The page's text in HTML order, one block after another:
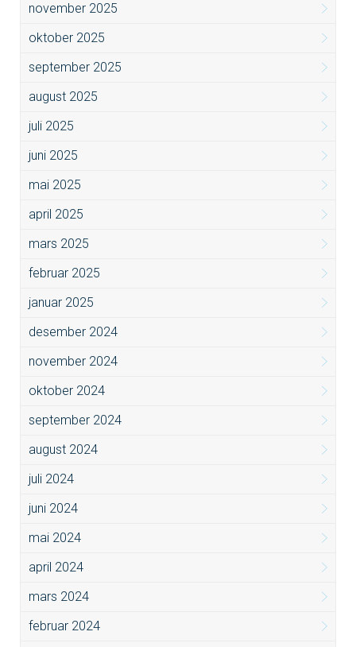
november 2025
oktober 2025
september 2025
august 2025
juli 2025
juni 2025
mai 2025
april 2025
mars 2025
februar 2025
januar 2025
desember 2024
november 2024
oktober 2024
september 2024
august 2024
juli 2024
juni 2024
mai 2024
april 2024
mars 2024
februar 2024